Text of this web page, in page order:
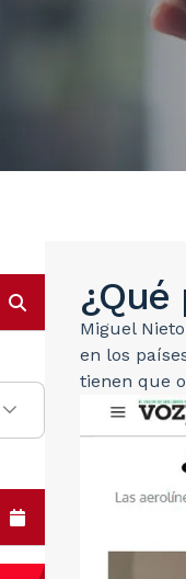
Miguel
en los
tienen que